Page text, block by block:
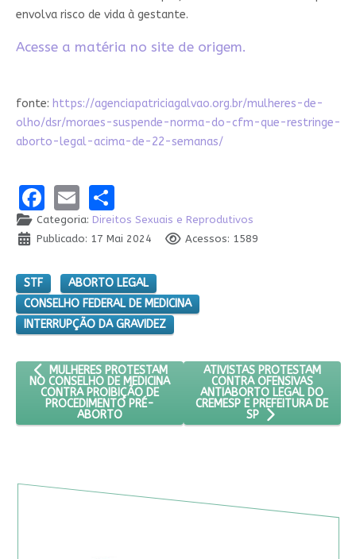
envolva risco de vida à gestante.
Acesse a matéria no site de origem.
fonte: https://agenciapatriciagalvao.org.br/mulheres-de-
olho/dsr/moraes-suspende-norma-do-cfm-que-restringe-
aborto-legal-acima-de-22-semanas/
Facebook
EmailShare
Categoria: Direitos Sexuais e Reprodutivos
Publicado: 17 Mai 2024
Acessos: 1589
STF
ABORTO LEGAL
CONSELHO FEDERAL DE MEDICINA
INTERRUPÇÃO DA GRAVIDEZ
ARTIGO ANTERIOR: MULHERES PROTESTAM NO CONSELHO DE
MULHERES PROTESTAM
NO CONSELHO DE MEDICINA
CONTRA PROIBIÇÃO DE
PROCEDIMENTO PRÉ-
ABORTO
PRÓXIMO ARTIGO: ATIVISTAS
ATIVISTAS PROTESTAM
CONTRA OFENSIVAS
ANTIABORTO LEGAL DO
CREMESP E PREFEITURA DE
SP